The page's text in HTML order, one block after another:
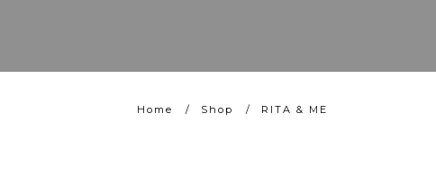
Home / Shop / RITA & ME